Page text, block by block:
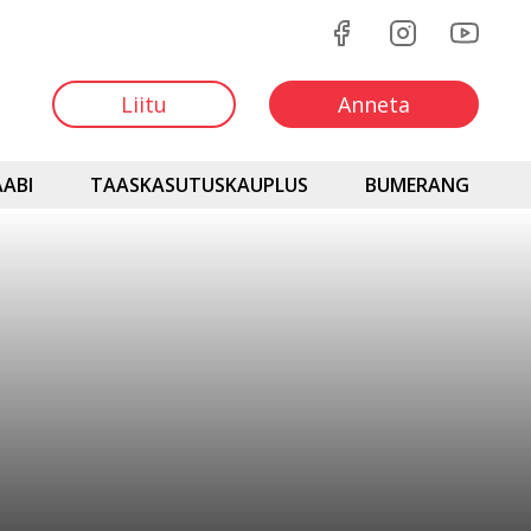
Liitu Anneta
TAASKASUTUSKAUPLUS BUMERANG